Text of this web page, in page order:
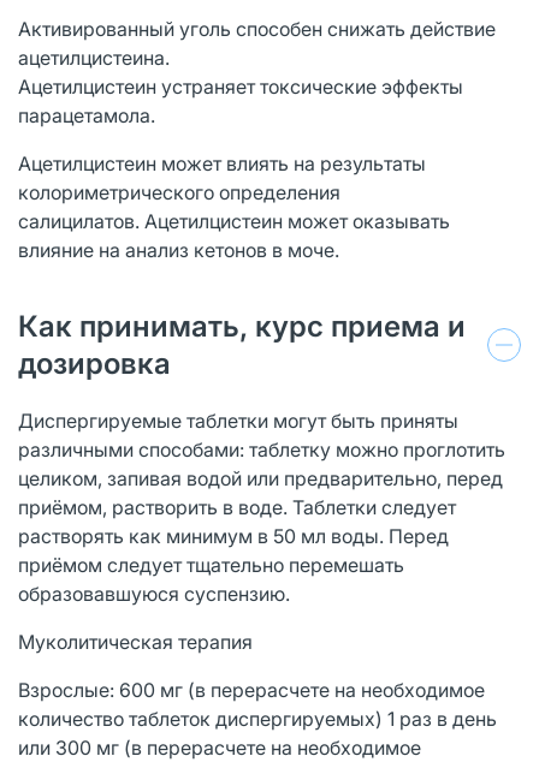
Активированный уголь способен снижать действие
ацетилцистеина.
Ацетилцистеин устраняет токсические эффекты
парацетамола.
Ацетилцистеин может влиять на результаты
колориметрического определения
салицилатов. Ацетилцистеин может оказывать
влияние на анализ кетонов в моче.
Как принимать, курс приема и
дозировка
Диспергируемые таблетки могут быть приняты
различными способами: таблетку можно проглотить
целиком, запивая водой или предварительно, перед
приёмом, растворить в воде. Таблетки следует
растворять как минимум в 50 мл воды. Перед
приёмом следует тщательно перемешать
образовавшуюся суспензию.
Муколитическая терапия
Взрослые: 600 мг (в перерасчете на необходимое
количество таблеток диспергируемых) 1 раз в день
или 300 мг (в перерасчете на необходимое